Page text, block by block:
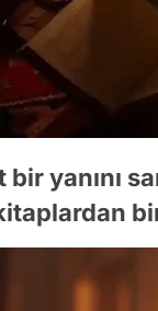
bir yanını